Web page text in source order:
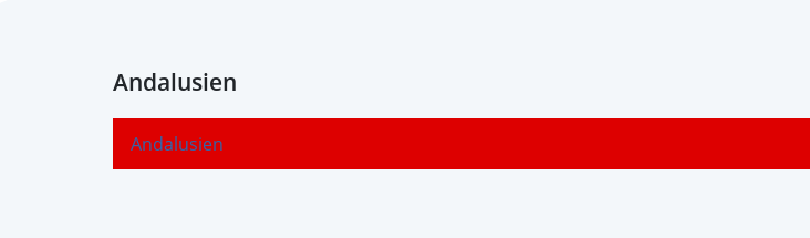
Andalusien
Andalusien